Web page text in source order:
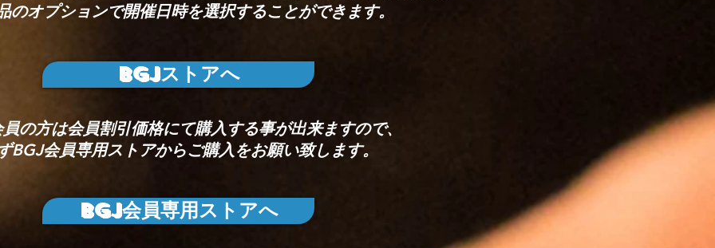
のオプションで開催日時を選択することができます。
の方は会員割引価格にて購入する事が出来ますので、
BGJ会員専用ストアからご購入をお願い致します。
BGJストアへ
BGJ会員専用ストアへ